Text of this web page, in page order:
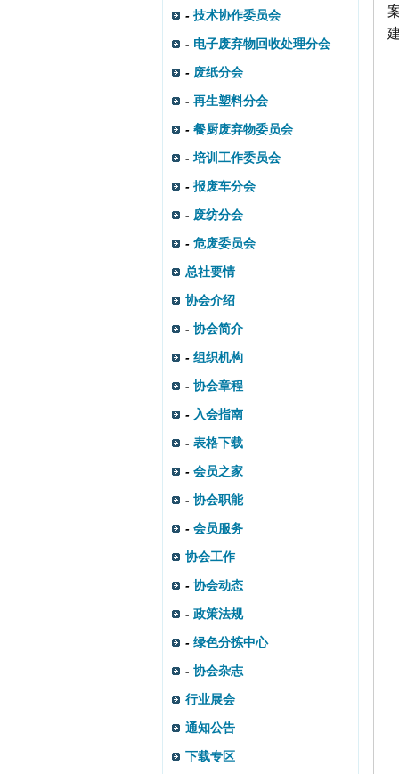
- 技术协作委员会
- 电子废弃物回收处理分会
- 废纸分会
- 再生塑料分会
- 餐厨废弃物委员会
-培训工作委员会
- 报废车分会
- 废纺分会
- 危废委员会
总社要情
协会介绍
- 协会简介
- 组织机构
- 协会章程
- 入会指南
- 表格下载
- 会员之家
- 协会职能
- 会员服务
协会工作
- 协会动态
- 政策法规
- 绿色分拣中心
- 协会杂志
行业展会
通知公告
下载专区